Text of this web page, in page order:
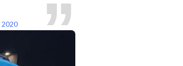
2020